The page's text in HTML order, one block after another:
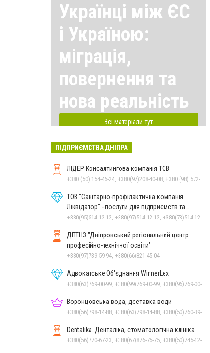
Українці між ЄС
і Україною:
міграція,
повернення та
нова реальність
Всі матеріали тут
ПІДПРИЄМСТВА ДНІПРА
ЛІДЕР Консалтингова компанія ТОВ
ТОВ "Санітарно-профілактична компанія
Ліквідатор" - послуги для підприємств та
населення
ДПТНЗ "Дніпровський регіональний центр
професійно-технічної освіти"
+380(97)739-59-94, +380(66)821-45-04
Адвокатське Об'єднання WinnerLex
Воронцовська вода, доставка води
Dentalika. Денталіка, стоматологічна клініка